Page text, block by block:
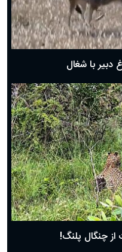
با شغال
از چنگال پلنگ!